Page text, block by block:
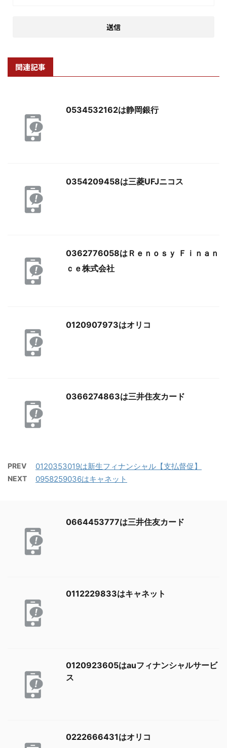
関連記事
0534532162は静岡銀行
0354209458は三菱UFJニコス
0362776058はＲｅｎｏｓｙ Ｆｉｎａｎ
ｃｅ株式会社
0120907973はオリコ
0366274863は三井住友カード
PREV 0120353019は新生フィナンシャル【支払督促】
NEXT 0958259036はキャネット
0664453777は三井住友カード
0112229833はキャネット
0120923605はauフィナンシャルサービ
ス
0222666431はオリコ